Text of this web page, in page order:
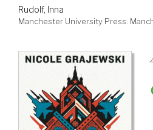
Rudolf, Inna
Manchester University Press.